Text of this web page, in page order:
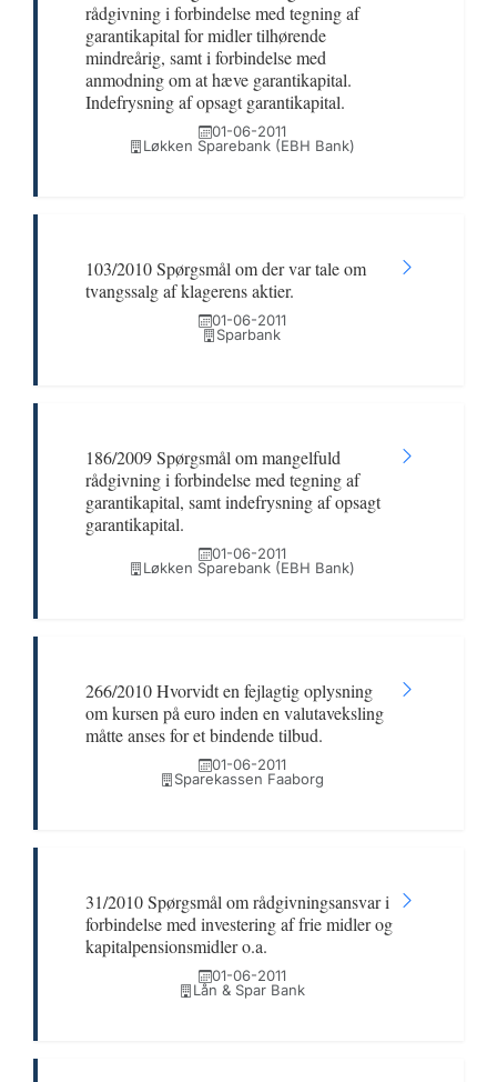
rådgivning i forbindelse med tegning af
garantikapital for midler tilhørende
mindreårig, samt i forbindelse med
anmodning om at hæve garantikapital.
Indefrysning af opsagt garantikapital.
01-06-2011
Løkken Sparebank (EBH Bank)
103/2010 Spørgsmål om der var tale om
tvangssalg af klagerens aktier.
01-06-2011
Sparbank
186/2009 Spørgsmål om mangelfuld
rådgivning i forbindelse med tegning af
garantikapital, samt indefrysning af opsagt
garantikapital.
01-06-2011
Løkken Sparebank (EBH Bank)
266/2010 Hvorvidt en fejlagtig oplysning
om kursen på euro inden en valutaveksling
måtte anses for et bindende tilbud.
01-06-2011
Sparekassen Faaborg
31/2010 Spørgsmål om rådgivningsansvar i
forbindelse med investering af frie midler og
kapitalpensionsmidler o.a.
01-06-2011
Lån & Spar Bank